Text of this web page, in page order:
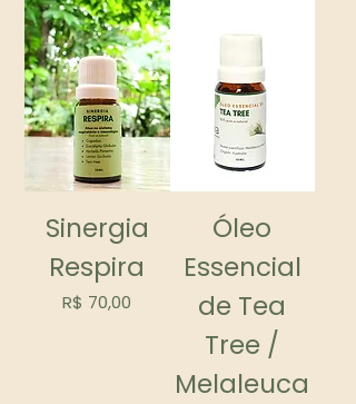
Sinergia
Respira
Preço
R$ 70,00
Óleo
Essencial
de Tea
Tree /
Melaleuca